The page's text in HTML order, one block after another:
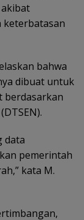
keterbatasan
bahwa
dibuat untuk
berdasarkan
data
pemerintah
kata M.